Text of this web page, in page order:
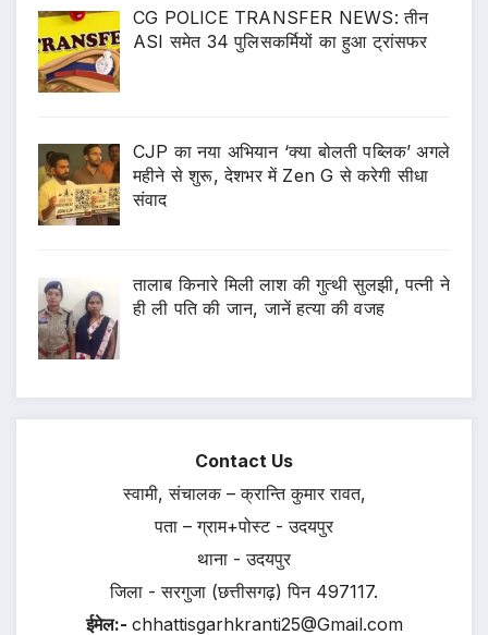
CG POLICE TRANSFER NEWS: तीन
ASI समेत 34 पुलिसकर्मियों का हुआ ट्रांसफर
CJP का नया अभियान ‘क्या बोलती पब्लिक’ अगले
महीने से शुरू, देशभर में Zen G से करेगी सीधा
संवाद
तालाब किनारे मिली लाश की गुत्थी सुलझी, पत्नी ने
ही ली पति की जान, जानें हत्या की वजह
Contact Us
स्वामी, संचालक – क्रान्ति कुमार रावत,
पता – ग्राम+पोस्ट - उदयपुर
थाना - उदयपुर
जिला - सरगुजा (छत्तीसगढ़) पिन 497117.
ईमेल:- chhattisgarhkranti25@Gmail.com